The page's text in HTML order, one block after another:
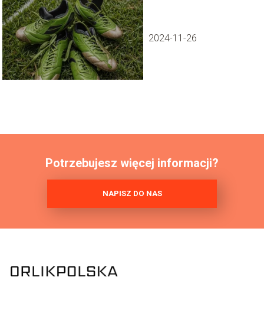
futbolu
2024-11-26
Potrzebujesz więcej informacji?
NAPISZ DO NAS